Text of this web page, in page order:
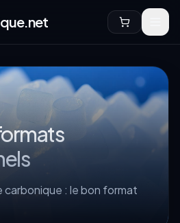
carbonique : le bon format